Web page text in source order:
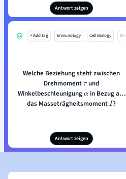
Antwort zeigen
+ Add tag Immunology Cell Biology Mo
Welche Beziehung steht zwischen
Drehmomentτ und
Winkelbeschleunigungα in Bezug auf
das MasseträgheitsmomentI?
Antwort zeigen